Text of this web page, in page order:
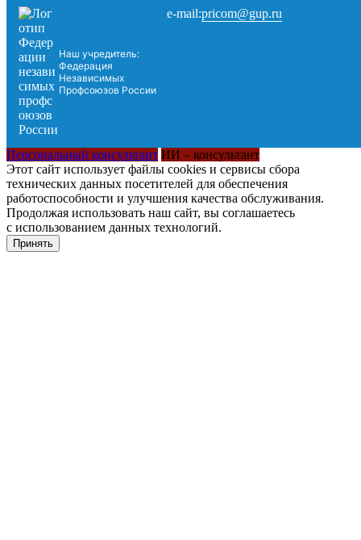
Наш учредитель:
Федерация
Независимых
Профсоюзов России
e-mail:pricom@gup.ru
Персональный консультант ИИ – консультант
Этот сайт использует файлы cookies и сервисы сбора
технических данных посетителей для обеспечения
работоспособности и улучшения качества обслуживания.
Продолжая использовать наш сайт, вы соглашаетесь
с использованием данных технологий.
Принять